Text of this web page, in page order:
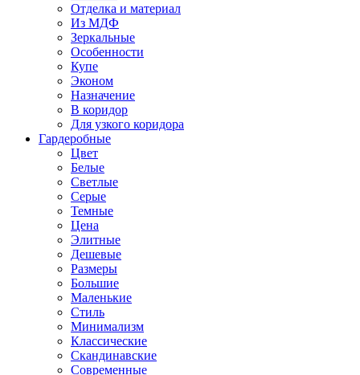
Отделка и материал
Из МДФ
Зеркальные
Особенности
Купе
Эконом
Назначение
В коридор
Для узкого коридора
Гардеробные
Цвет
Белые
Светлые
Серые
Темные
Цена
Элитные
Дешевые
Размеры
Большие
Маленькие
Стиль
Минимализм
Классические
Скандинавские
Современные